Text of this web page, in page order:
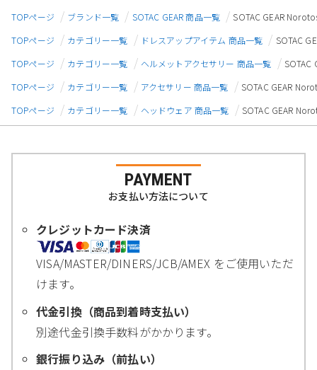
TOPページ
ブランド一覧 SOTAC GEAR 商品一覧
SOTAC GEAR
TOPページ
カテゴリー一覧 ドレスアップアイテム 商品一覧
SOTAC
TOPページ
カテゴリー一覧 ヘルメットアクセサリー 商品一覧
SOTAC
TOPページ
カテゴリー一覧 アクセサリー 商品一覧
SOTAC GEAR
TOPページ
カテゴリー一覧 ヘッドウェア 商品一覧 SOTAC GEAR
PAYMENT
お支払い方法について
クレジットカード決済
VISA/MASTER/DINERS/JCB/AMEX をご使用いただ
けます。
代金引換（商品到着時支払い）
別途代金引換手数料がかかります。
銀行振り込み（前払い）